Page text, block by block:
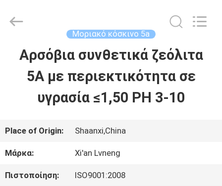
ΑΡΧΙΚΉ
ΠΡΟΪΌΝΤΑ
ΒΊΝΤΕΟ
ΕΚΠΟΜΠΉ
Purification
Μοριακό κόσκινο 5a
Αρσόβια συνθετικά ζεόλιτα
5A με περιεκτικότητα σε
υγρασία ≤1,50 PH 3-10
Place of Origin: Shaanxi,China
Μάρκα: Xi'an Lvneng
Πιστοποίηση: ISO9001:2008